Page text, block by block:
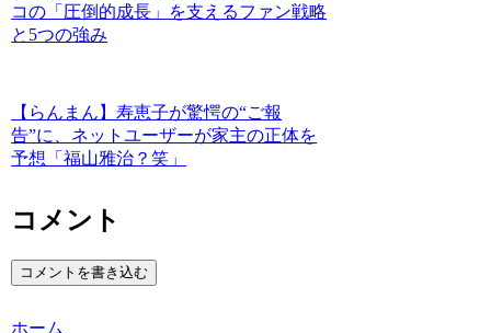
コの「圧倒的成長」を支えるファン戦略
と5つの強み
【らんまん】寿恵子が驚愕の“ご報
告”に、ネットユーザーが家主の正体を
予想「福山雅治？笑」
コメント
コメントを書き込む
ホーム